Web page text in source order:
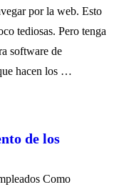
por la web. Esto
tediosas. Pero tenga
software de
hacen los …
de los
Como